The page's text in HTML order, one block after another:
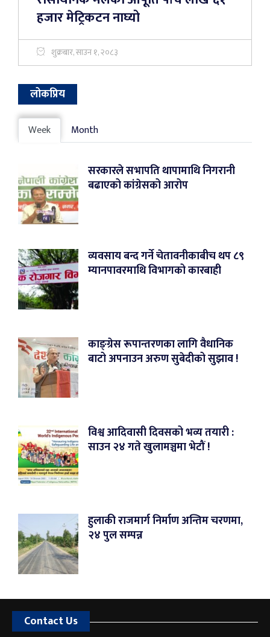
हजार मेट्रिकटन नाघ्यो
शुक्रबार, साउन १, २०८३
लोकप्रिय
Week Month
सरकारले सभापति थापामाथि निगरानी
बढाएको कांग्रेसको आरोप
व्यवसाय बन्द गर्ने चेतावनीकाबीच थप ८९
म्यानपावरमाथि विभागको कारबाही
काङ्ग्रेस रूपान्तरणका लागि वैधानिक
बाटो अपनाउन अरुण सुबेदीको सुझाव !
विश्व आदिवासी दिवसको भव्य तयारी :
साउन २४ गते खुलामञ्चमा भेटौं !
हुलाकी राजमार्ग निर्माण अन्तिम चरणमा,
२४ पुल सम्पन्न
Contact Us